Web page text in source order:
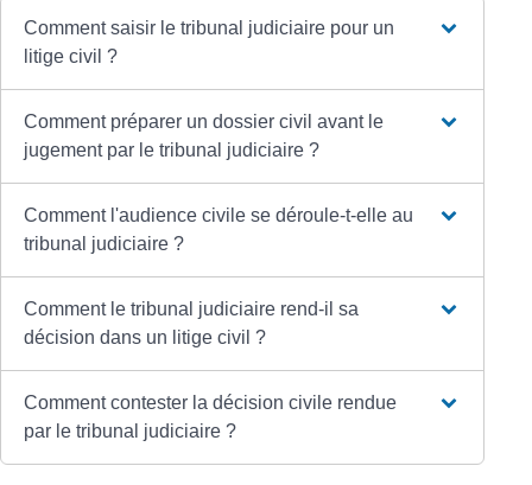
Comment saisir le tribunal judiciaire pour un
litige civil ?
Comment préparer un dossier civil avant le
jugement par le tribunal judiciaire ?
Comment l'audience civile se déroule-t-elle au
tribunal judiciaire ?
Comment le tribunal judiciaire rend-il sa
décision dans un litige civil ?
Comment contester la décision civile rendue
par le tribunal judiciaire ?